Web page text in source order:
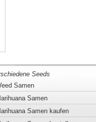
Seeds
Samen
Samen
Samen kaufen